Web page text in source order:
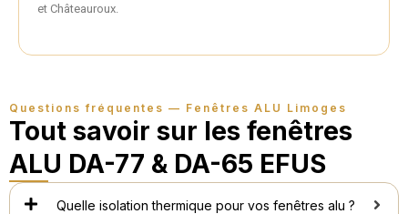
et Châteauroux.
Questions fréquentes — Fenêtres ALU Limoges
Tout savoir sur les fenêtres
ALU DA-77 & DA-65 EFUS
Quelle isolation thermique pour vos fenêtres alu ?